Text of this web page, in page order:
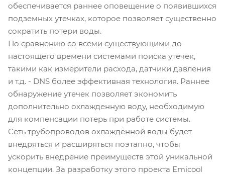
обеспечивается раннее оповещение о появившихся
подземных утечках, которое позволяет существенно
сократить потери воды.
По сравнению со всеми существующими до
настоящего времени системами поиска утечек,
такими как измерители расхода, датчики давления
и т.д. - DNS более эффективная технология. Раннее
обнаружение утечек позволяет экономить
дополнительно охлажденную воду, необходимую
для компенсации потерь при работе системы.
Сеть трубопроводов охлаждённой воды будет
внедряться и расширяться поэтапно, чтобы
ускорить внедрение преимуществ этой уникальной
концепции. За разработку этого проекта Emicool